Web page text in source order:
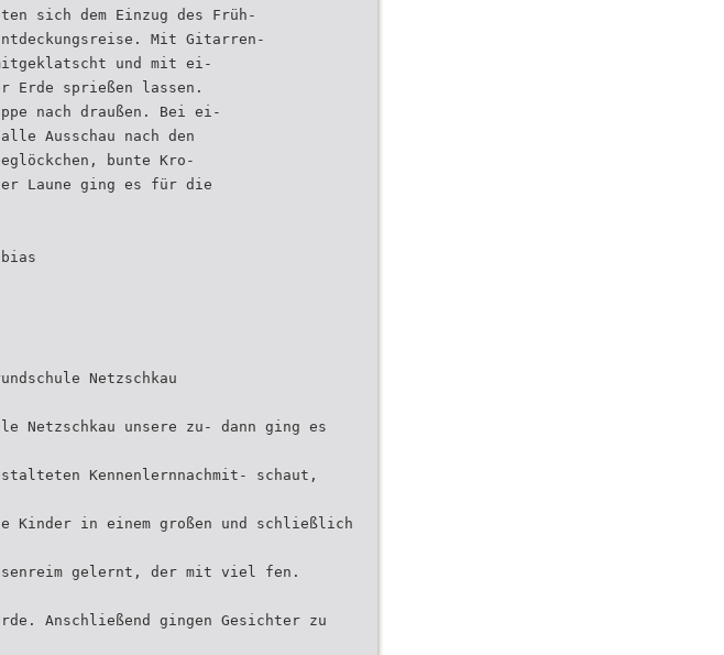
sich dem Einzug des Früh-
Mit Gitarren-
und mit ei-
Erde sprießen lassen.
nach draußen. Bei ei-
Ausschau nach den
bunte Kro-
Laune ging es für die
Netzschkau
Netzschkau unsere zu- dann ging es
Kennenlernnachmit- schaut,
Kinder in einem großen und schließlich
gelernt, der mit viel fen.
Anschließend gingen Gesichter zu